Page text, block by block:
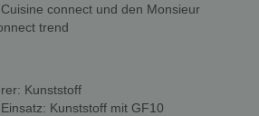
connect und den Monsieur
trend
Kunststoff
Kunststoff mit GF10